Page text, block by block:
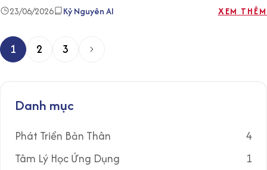
Danh mục
Phát Triển Bản Thân
4
Tâm Lý Học Ứng Dụng
1
23/06/2026 Kỷ Nguyên AI XEM THÊM
P 1 2 3